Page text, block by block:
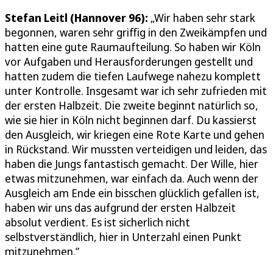
Stefan Leitl (Hannover 96): „Wir haben sehr stark
begonnen, waren sehr griffig in den Zweikämpfen und
hatten eine gute Raumaufteilung. So haben wir Köln
vor Aufgaben und Herausforderungen gestellt und
hatten zudem die tiefen Laufwege nahezu komplett
unter Kontrolle. Insgesamt war ich sehr zufrieden mit
der ersten Halbzeit. Die zweite beginnt natürlich so,
wie sie hier in Köln nicht beginnen darf. Du kassierst
den Ausgleich, wir kriegen eine Rote Karte und gehen
in Rückstand. Wir mussten verteidigen und leiden, das
haben die Jungs fantastisch gemacht. Der Wille, hier
etwas mitzunehmen, war einfach da. Auch wenn der
Ausgleich am Ende ein bisschen glücklich gefallen ist,
haben wir uns das aufgrund der ersten Halbzeit
absolut verdient. Es ist sicherlich nicht
selbstverständlich, hier in Unterzahl einen Punkt
mitzunehmen.”